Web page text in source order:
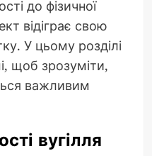
до фізичної
відіграє свою
У цьому розділі
щоб зрозуміти,
важливим
вугілля